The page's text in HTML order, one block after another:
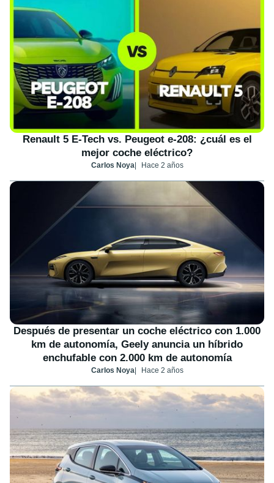
Renault 5 E-Tech vs. Peugeot e-208: ¿cuál es el
mejor coche eléctrico?
Carlos Noya Hace 2 años
Después de presentar un coche eléctrico con 1.000
km de autonomía, Geely anuncia un híbrido
enchufable con 2.000 km de autonomía
Carlos Noya Hace 2 años